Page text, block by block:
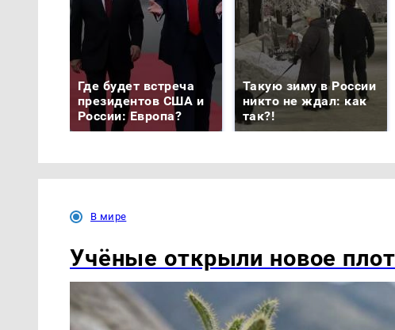
Где будет встреча
президентов США и
России: Европа?
Такую зиму в России
никто не ждал: как
так?!
В мире
Учёные открыли новое